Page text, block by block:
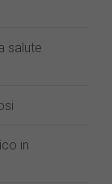
salute
in